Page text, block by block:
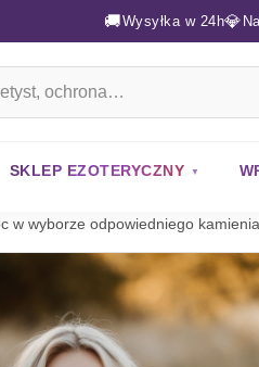
🚚Wysyłka w 24h💎
SKLEP EZOTERYCZNY
w wyborze odpowiedniego kamienia